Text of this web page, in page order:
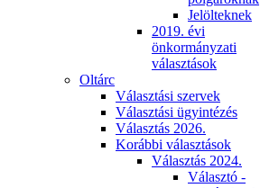
Jelölteknek
2019. évi
önkormányzati
választások
Oltárc
Választási szervek
Választási ügyintézés
Választás 2026.
Korábbi választások
Választás 2024.
Választó -